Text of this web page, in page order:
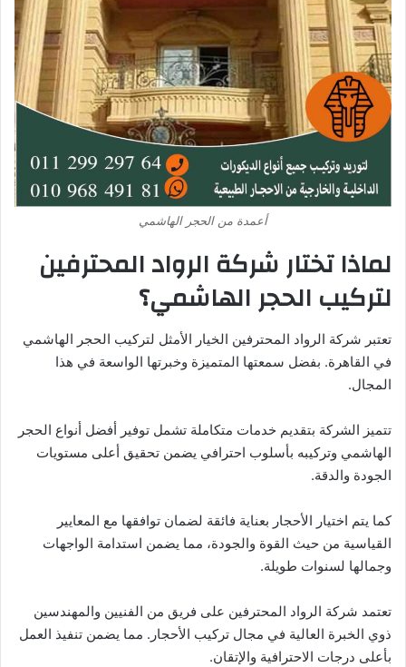
أعمدة من الحجر الهاشمي
لماذا تختار شركة الرواد المحترفين
لتركيب الحجر الهاشمي؟
تعتبر شركة الرواد المحترفين الخيار الأمثل لتركيب الحجر الهاشمي
في القاهرة. بفضل سمعتها المتميزة وخبرتها الواسعة في هذا
المجال.
تتميز الشركة بتقديم خدمات متكاملة تشمل توفير أفضل أنواع الحجر
الهاشمي وتركيبه بأسلوب احترافي يضمن تحقيق أعلى مستويات
الجودة والدقة.
كما يتم اختيار الأحجار بعناية فائقة لضمان توافقها مع المعايير
القياسية من حيث القوة والجودة، مما يضمن استدامة الواجهات
وجمالها لسنوات طويلة.
تعتمد شركة الرواد المحترفين على فريق من الفنيين والمهندسين
ذوي الخبرة العالية في مجال تركيب الأحجار. مما يضمن تنفيذ العمل
بأعلى درجات الاحترافية والإتقان.